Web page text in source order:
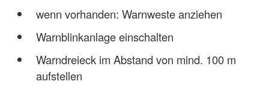
wenn vorhanden: Warnweste anziehen
Warnblinkanlage einschalten
Warndreieck im Abstand von mind. 100 m
aufstellen